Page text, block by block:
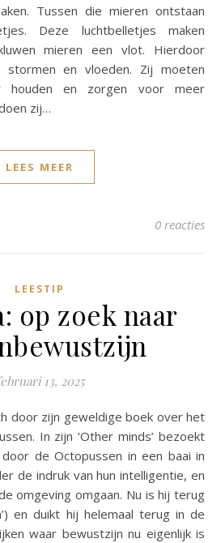
Tussen die mieren ontstaan
Deze luchtbelletjes maken
mieren een vlot. Hierdoor
stormen en vloeden. Zij moeten
houden en zorgen voor meer
zij…
LEES MEER
0 reacties
LEESTIP
op zoek naar
13, 2025
In zijn ‘Other minds’ bezoekt
de Octopussen in een baai in
de indruk van hun intelligentie, en
omgeving omgaan. Nu is hij terug
en duikt hij helemaal terug in de
waar bewustzijn nu eigenlijk is